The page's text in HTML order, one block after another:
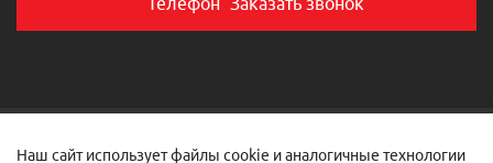
© 2019-2026 Толковая техника
Наш сайт использует файлы cookie и аналогичные технологии